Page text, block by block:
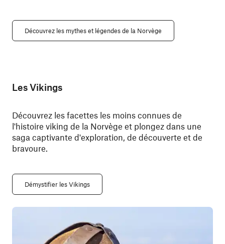
Découvrez les mythes et légendes de la Norvège
Les Vikings
Découvrez les facettes les moins connues de
l'histoire viking de la Norvège et plongez dans une
saga captivante d'exploration, de découverte et de
bravoure.
Démystifier les Vikings